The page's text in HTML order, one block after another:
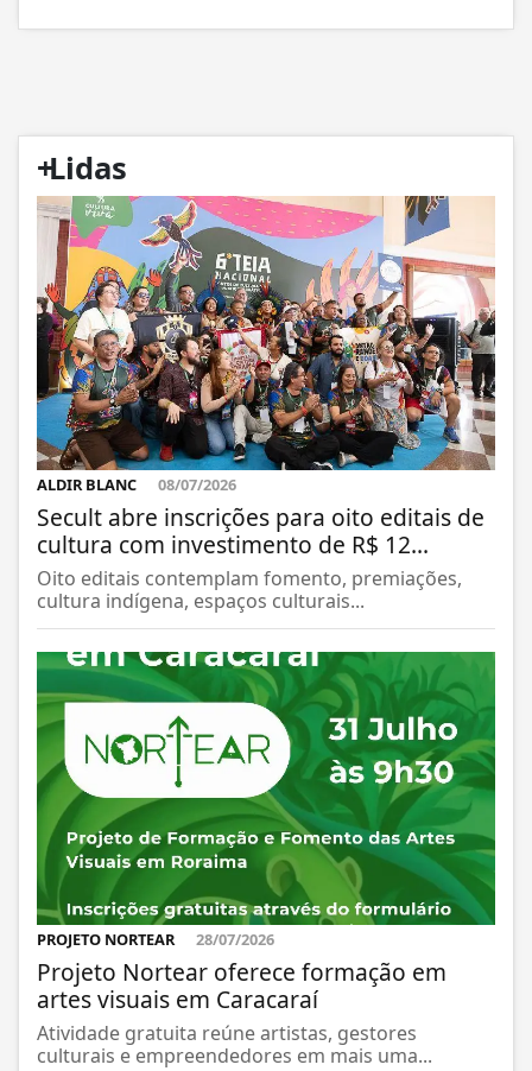
+
Lidas
ALDIR BLANC 08/07/2026
Secult abre inscrições para oito editais de
cultura com investimento de R$ 12...
Oito editais contemplam fomento, premiações,
cultura indígena, espaços culturais...
PROJETO NORTEAR 28/07/2026
Projeto Nortear oferece formação em
artes visuais em Caracaraí
Atividade gratuita reúne artistas, gestores
culturais e empreendedores em mais uma...